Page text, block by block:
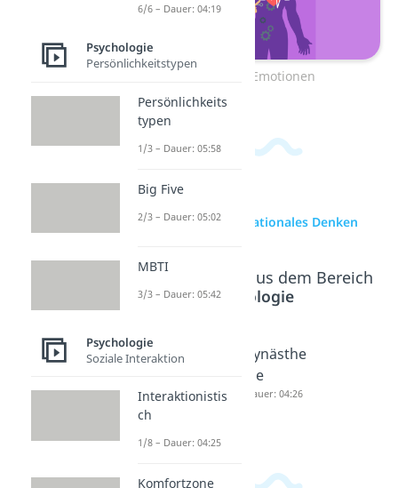
Zum Video: Emotionen
zur Videoseite: Rationales Denken
Beliebte Inhalte aus dem Bereich
Psychologie
Johari
Dauer: 05:11
Wahrneh
örung
Synästhe
sie
Dauer: 04:26
6/6 – Dauer: 04:19
Psychologie
Persönlichkeitstypen
Persönlichkeits
typen
1/3 – Dauer: 05:58
Big Five
2/3 – Dauer: 05:02
MBTI
3/3 – Dauer: 05:42
Psychologie
Soziale Interaktion
Interaktionistis
ch
1/8 – Dauer: 04:25
Komfortzone